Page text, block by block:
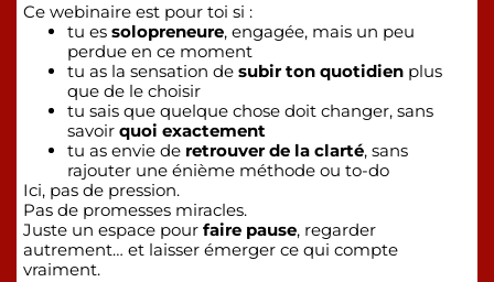
Ce webinaire est pour toi si :
tu es solopreneure, engagée, mais un peu
perdue en ce moment
tu as la sensation de subir ton quotidien plus
que de le choisir
tu sais que quelque chose doit changer, sans
savoir quoi exactement
tu as envie de retrouver de la clarté, sans
rajouter une énième méthode ou to-do
Ici, pas de pression.
Pas de promesses miracles.
Juste un espace pour faire pause, regarder
autrement… et laisser émerger ce qui compte
vraiment.